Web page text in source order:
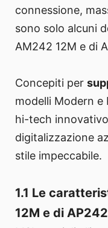
connessione,
sono solo alcuni
AM242 12M e di
Concepiti per
modelli Modern e
hi-tech
digitalizzazione
stile impeccabile.
1.1 Le
12M e di